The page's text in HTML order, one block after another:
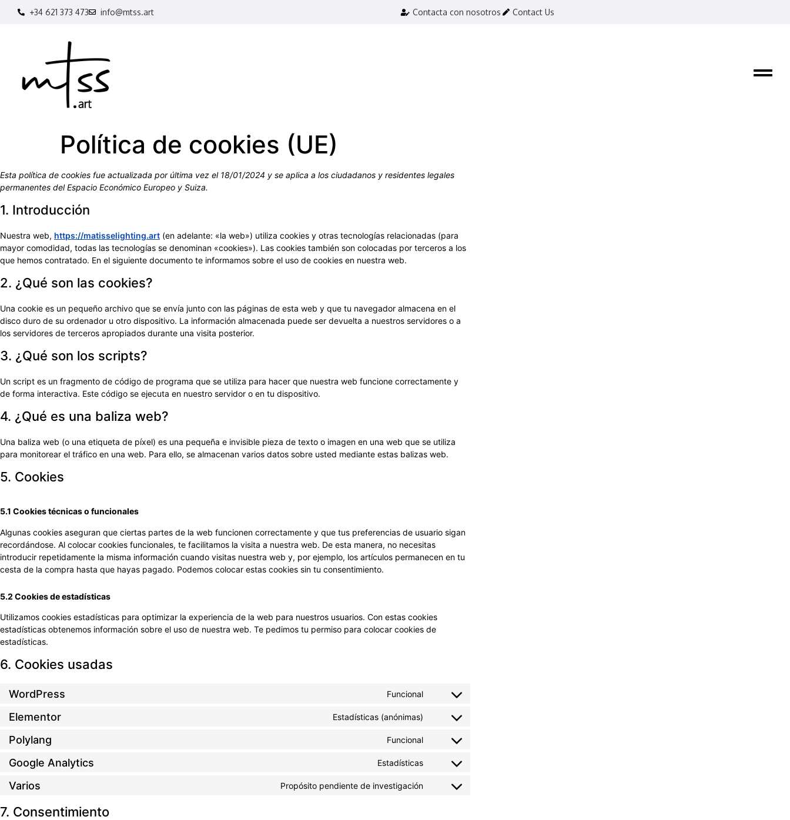
+34 621 373 473 info@mtss.art Contacta con nosotros Contact Us
Política de cookies (UE)
Esta política de cookies fue actualizada por última vez el 18/01/2024 y se aplica a los ciudadanos y residentes legales
permanentes del Espacio Económico Europeo y Suiza.
1. Introducción
Nuestra web, https://matisselighting.art (en adelante: «la web») utiliza cookies y otras tecnologías relacionadas (para
mayor comodidad, todas las tecnologías se denominan «cookies»). Las cookies también son colocadas por terceros a los
que hemos contratado. En el siguiente documento te informamos sobre el uso de cookies en nuestra web.
2. ¿Qué son las cookies?
Una cookie es un pequeño archivo que se envía junto con las páginas de esta web y que tu navegador almacena en el
disco duro de su ordenador u otro dispositivo. La información almacenada puede ser devuelta a nuestros servidores o a
los servidores de terceros apropiados durante una visita posterior.
3. ¿Qué son los scripts?
Un script es un fragmento de código de programa que se utiliza para hacer que nuestra web funcione correctamente y
de forma interactiva. Este código se ejecuta en nuestro servidor o en tu dispositivo.
4. ¿Qué es una baliza web?
Una baliza web (o una etiqueta de píxel) es una pequeña e invisible pieza de texto o imagen en una web que se utiliza
para monitorear el tráfico en una web. Para ello, se almacenan varios datos sobre usted mediante estas balizas web.
5. Cookies
5.1 Cookies técnicas o funcionales
Algunas cookies aseguran que ciertas partes de la web funcionen correctamente y que tus preferencias de usuario sigan
recordándose. Al colocar cookies funcionales, te facilitamos la visita a nuestra web. De esta manera, no necesitas
introducir repetidamente la misma información cuando visitas nuestra web y, por ejemplo, los artículos permanecen en tu
cesta de la compra hasta que hayas pagado. Podemos colocar estas cookies sin tu consentimiento.
5.2 Cookies de estadísticas
Utilizamos cookies estadísticas para optimizar la experiencia de la web para nuestros usuarios. Con estas cookies
estadísticas obtenemos información sobre el uso de nuestra web. Te pedimos tu permiso para colocar cookies de
estadísticas.
6. Cookies usadas
WordPress Funcional
Elementor Estadísticas (anónimas)
Polylang Funcional
Google Analytics Estadísticas
Varios Propósito pendiente de investigación
7. Consentimiento